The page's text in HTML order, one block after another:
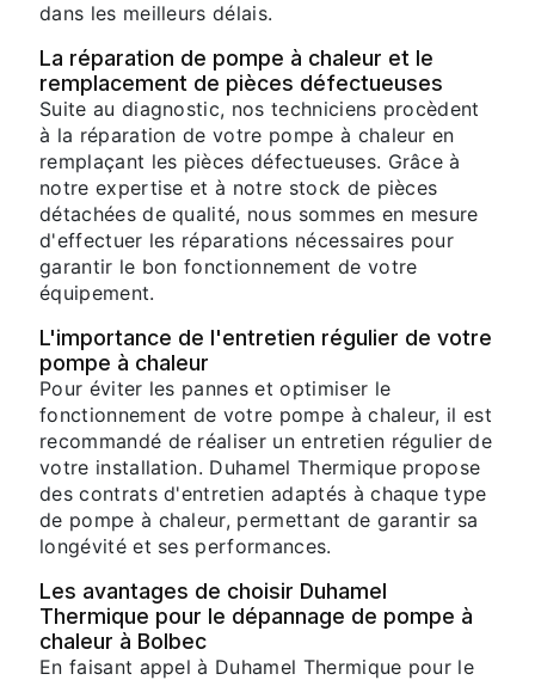
dans les meilleurs délais.
La réparation de pompe à chaleur et le
remplacement de pièces défectueuses
Suite au diagnostic, nos techniciens procèdent
à la réparation de votre pompe à chaleur en
remplaçant les pièces défectueuses. Grâce à
notre expertise et à notre stock de pièces
détachées de qualité, nous sommes en mesure
d'effectuer les réparations nécessaires pour
garantir le bon fonctionnement de votre
équipement.
L'importance de l'entretien régulier de votre
pompe à chaleur
Pour éviter les pannes et optimiser le
fonctionnement de votre pompe à chaleur, il est
recommandé de réaliser un entretien régulier de
votre installation. Duhamel Thermique propose
des contrats d'entretien adaptés à chaque type
de pompe à chaleur, permettant de garantir sa
longévité et ses performances.
Les avantages de choisir Duhamel
Thermique pour le dépannage de pompe à
chaleur à Bolbec
En faisant appel à Duhamel Thermique pour le